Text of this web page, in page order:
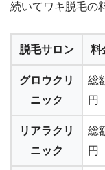
続いてワキ脱毛の
脱毛サロン 料
グロウクリ
ニック
総
円
リアラクリ
ニック
総
円